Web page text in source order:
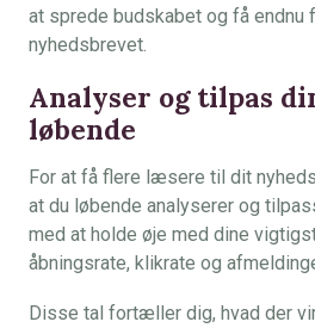
at sprede budskabet og få endnu
nyhedsbrevet.
Analyser og tilpas
løbende
For at få flere læsere til dit
at du løbende analyserer og
med at holde øje med dine
åbningsrate, klikrate og
Disse tal fortæller dig, hvad der